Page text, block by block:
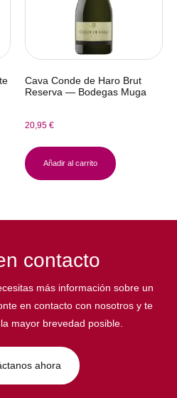
Cava Conde de Haro Brut
Reserva — Bodegas Muga
20,95 €
Añadir al carrito
contacto
más información sobre un
en contacto con nosotros y te
mayor brevedad posible.
ahora